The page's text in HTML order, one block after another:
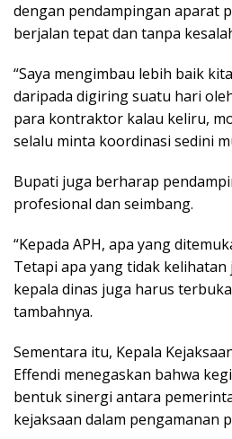
dengan pendampingan aparat
berjalan tepat dan tanpa
“Saya mengimbau lebih baik
daripada digiring suatu hari
para kontraktor kalau keliru,
selalu minta koordinasi sedini
Bupati juga berharap
profesional dan seimbang.
“Kepada APH, apa yang
Tetapi apa yang tidak kelihatan
kepala dinas juga harus
tambahnya.
Sementara itu, Kepala
Effendi menegaskan bahwa
bentuk sinergi antara
kejaksaan dalam pengamanan